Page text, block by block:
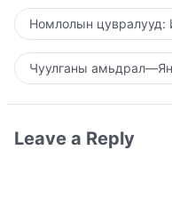
Номлолын цувралууд:
Чуулганы
Leave a Reply